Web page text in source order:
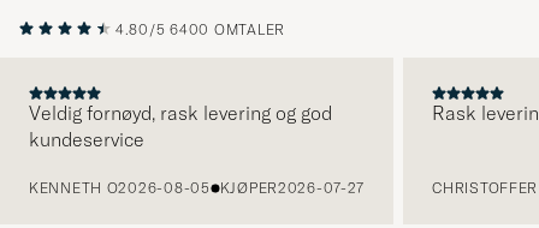
4.80/5 6400 OMTALER
Veldig fornøyd, rask levering og god
kundeservice
KENNETH O2026-08-05 KJØPER2026-07-27
Rask